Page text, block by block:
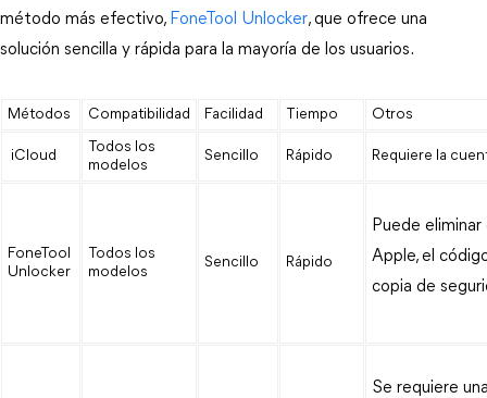
método más efectivo, FoneTool Unlocker, que ofrece una
solución sencilla y rápida para la mayoría de los usuarios.
Métodos Compatibilidad Facilidad Tiempo Otros
iCloud
Todos los
modelos
Sencillo Rápido Requiere la
FoneTool
Unlocker
Todos los
modelos
Sencillo Rápido
Puede
Apple, el
copia de
Se requiere